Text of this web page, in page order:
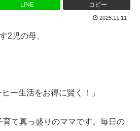
LINE コピー
2025.11.11
2児の母、
ー生活をお得に賢く！」
育て真っ盛りのママです。毎日の